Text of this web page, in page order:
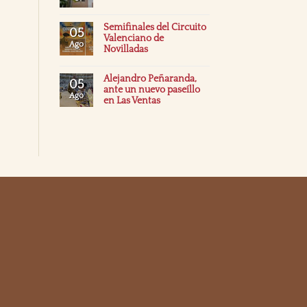
05
Ago
Semifinales del Circuito
Valenciano de
Novilladas
05
Ago
Alejandro Peñaranda,
ante un nuevo paseíllo
en Las Ventas